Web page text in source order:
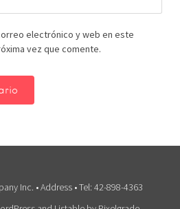
electrónico y web en este
vez que comente.
Inc. • Address • Tel: 42-898-4363